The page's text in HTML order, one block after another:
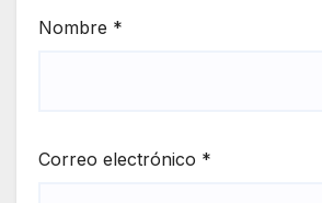
Nombre *
Correo electrónico *